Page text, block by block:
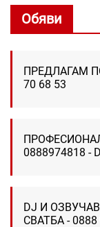
Обяви
ПРЕДЛАГАМ
70 68 53
0888974818
DJ И
СВАТБА - 0888